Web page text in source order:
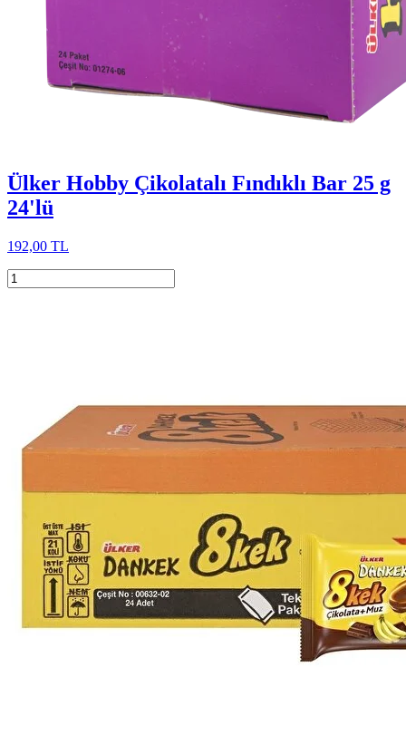
Ülker Hobby Çikolatalı Fındıklı Bar 25 g
24'lü
192,00 TL